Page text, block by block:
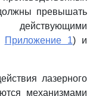
превышать
Приложение 1) и
лазерного
механизмами